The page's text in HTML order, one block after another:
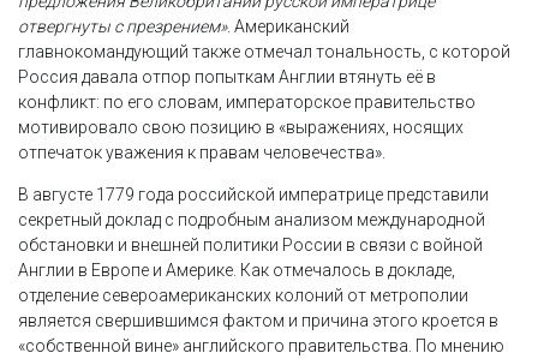
отвергнуты с презрением». Американский
главнокомандующий также отмечал тональность, с которой
Россия давала отпор попыткам Англии втянуть её в
конфликт: по его словам, императорское правительство
мотивировало свою позицию в «выражениях, носящих
отпечаток уважения к правам человечества».
В августе 1779 года российской императрице представили
секретный доклад с подробным анализом международной
обстановки и внешней политики России в связи с войной
Англии в Европе и Америке. Как отмечалось в докладе,
отделение североамериканских колоний от метрополии
является свершившимся фактом и причина этого кроется в
«собственной вине» английского правительства. По мнению